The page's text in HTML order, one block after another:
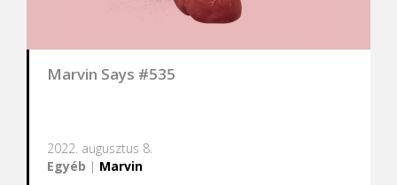
Marvin Says #535
2022. augusztus 8.
Egyéb | Marvin